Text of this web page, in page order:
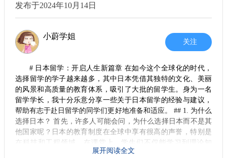
常让你思考，而不仅仅是死记硬背。在这种氛围下，你会不断
提升自己的思维能力。 而且，各大高校都提供了丰富的学习资
源，比如图书馆、实验室和各种社团活动。记得多利用这些资
源，向身边的学长请教，也许会获取到很多实用的经验与建
议。
4. 文娱与社交
学习之余，文娱活动也是留学生活的重要一部分。日本有
丰富的文化活动，比如樱花季节的赏花、夏季的烟火大会。这
些都是不错的放松机会，也能让你更深入地了解日本文化。 此
外，加入校园社团是结识朋友、提升语言水平的好途径。无论
你对什么感兴趣，都能找到志同道合的人，一起度过愉快的时
光。
语还是英语，都需要通过相应的测试来证明自己的能力。
除了学业成绩，申请材料的准备同样不能忽略。一般来说，东
京大学要求提交个人陈述、推荐信及过往的研究经历等。这些
时，要确保突出自己的兴趣、背景，以及为什么选择东京大学
和该专业。 推荐信最好选择与你关系密切的教授或研究导师，
他们能够为你提供更具说服力的材料。此外，提前联系这些老
师，并给予他们足够的时间准备推荐信也是非常重要的。
3. 确定语言培训和资格考试
在语言能力的提升上，提前参加日语课程绝对是有益的。即便
你申请的是用英语授课的项目，了解一些日常交流的日语会使
参加语言培训班，逐步提高语言能力。同时，合理安排留学前
发布于2024年10月14日
小蔚学姐
关注
# 日本留学：开启人生新篇章 在如今这个全球化的时代，
选择留学的学子越来越多，其中日本凭借其独特的文化、美丽
的风景和高质量的教育体系，吸引了大批的留学生。身为一名
留学学长，我十分乐意分享一些关于日本留学的经验与建议，
帮助有志于赴日留学的同学们更好地准备和适应。 ## 1. 为什么
选择日本？ 首先，许多人可能会问，为什么选择日本而不是其
他国家呢？日本的教育制度在全球中享有很高的声誉，特别是
在科技和工程领域。在课堂上，学生们不仅能学习到理论知
识，还能通过实习、项目等方式积累实践经验。此外，语言的
展开阅读全文